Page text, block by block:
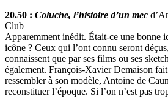
20.50 : Coluche, l’histoire d’un mec
Club
Apparemment inédit. Était-ce une bonne
icône ? Ceux qui l’ont connu seront
connaissent que par ses films ou ses
également. François-Xavier Demaison
ressembler à son modèle, Antoine de
reconstituer l’époque. Si l’on n’est pas